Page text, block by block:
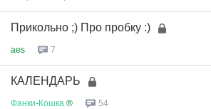
Прикольно ;) Про пробку :)
aes 7
КАЛЕНДАРЬ
Фанки-Кошка ® 54